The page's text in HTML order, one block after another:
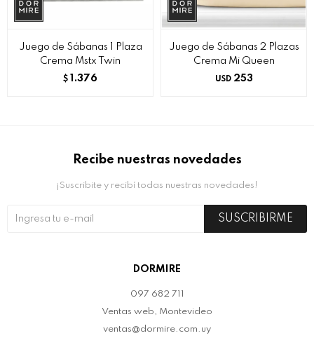
Juego de Sábanas 1 Plaza
Crema Mstx Twin
$ 1.376
Juego de Sábanas 2 Plazas
Crema Mi Queen
USD 253
DORMIRE
097 682 711
Ventas web, Montevideo
ventas@dormire.com.uy
Recibe nuestras novedades
¡Suscribite y recibí todas nuestras novedades!
SUSCRIBIRME